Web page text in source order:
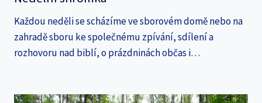
Každou neděli se scházíme ve sborovém domě nebo na
zahradě sboru ke společnému zpívání, sdílení a
rozhovoru nad biblí, o prázdninách občas i…